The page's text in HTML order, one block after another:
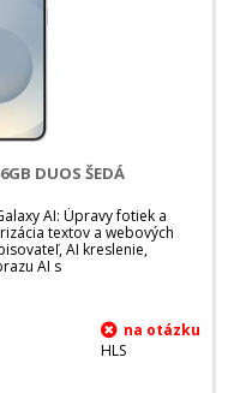
DUOS ŠEDÁ
AI: Úpravy fotiek a
textov a webových
AI kreslenie,
AI s
HLS